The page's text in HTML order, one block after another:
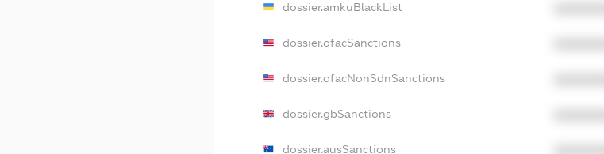
dossier.amkuBlackList
dossier.ofacSanctions
dossier.ofacNonSdnSanctions
dossier.gbSanctions
dossier.ausSanctions